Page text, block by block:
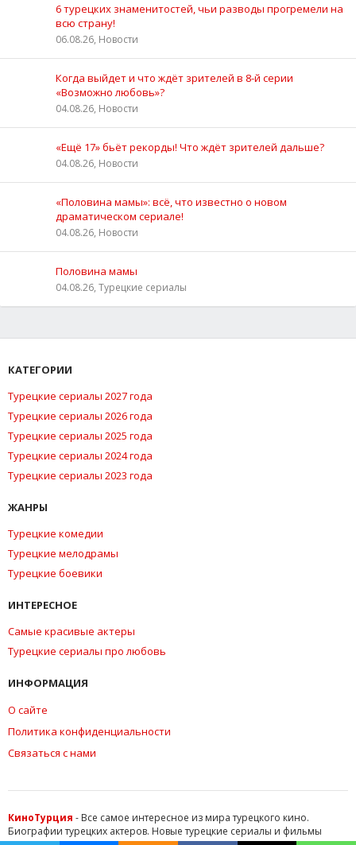
6 турецких знаменитостей, чьи разводы прогремели на
всю страну!
06.08.26, Новости
Когда выйдет и что ждёт зрителей в 8-й серии
«Возможно любовь»?
04.08.26, Новости
«Ещё 17» бьёт рекорды! Что ждёт зрителей дальше?
04.08.26, Новости
«Половина мамы»: всё, что известно о новом
драматическом сериале!
04.08.26, Новости
Половина мамы
04.08.26, Турецкие сериалы
КАТЕГОРИИ
Турецкие сериалы 2027 года
Турецкие сериалы 2026 года
Турецкие сериалы 2025 года
Турецкие сериалы 2024 года
Турецкие сериалы 2023 года
ЖАНРЫ
Турецкие комедии
Турецкие мелодрамы
Турецкие боевики
ИНТЕРЕСНОЕ
Самые красивые актеры
Турецкие сериалы про любовь
ИНФОРМАЦИЯ
О сайте
Политика конфиденциальности
Связаться с нами
КиноТурция - Все самое интересное из мира турецкого кино.
Биографии турецких актеров. Новые турецкие сериалы и фильмы